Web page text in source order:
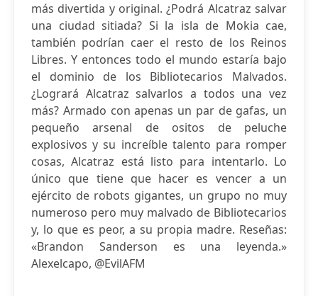
más divertida y original. ¿Podrá Alcatraz salvar
una ciudad sitiada? Si la isla de Mokia cae,
también podrían caer el resto de los Reinos
Libres. Y entonces todo el mundo estaría bajo
el dominio de los Bibliotecarios Malvados.
¿Logrará Alcatraz salvarlos a todos una vez
más? Armado con apenas un par de gafas, un
pequeño arsenal de ositos de peluche
explosivos y su increíble talento para romper
cosas, Alcatraz está listo para intentarlo. Lo
único que tiene que hacer es vencer a un
ejército de robots gigantes, un grupo no muy
numeroso pero muy malvado de Bibliotecarios
y, lo que es peor, a su propia madre. Reseñas:
«Brandon Sanderson es una leyenda.»
Alexelcapo, @EvilAFM